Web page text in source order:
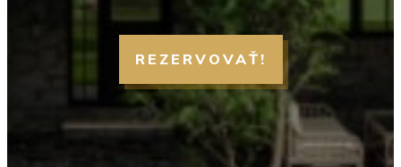
REZERVOVAŤ!